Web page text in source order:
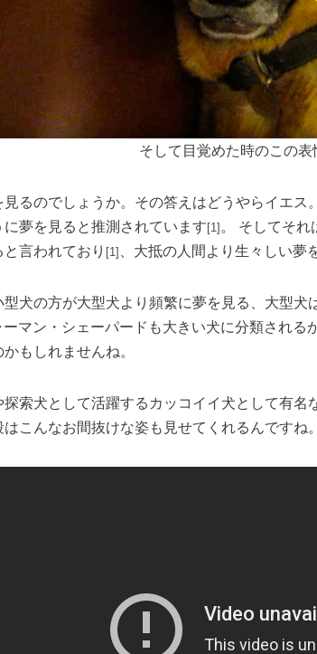
そして目覚めた時のこの表
見るのでしょうか。その答えはどうやらイエス
に夢を見ると推測されています[1] 。 そしてそれ
言われており [1] 、大抵の人間より生々しい夢
型犬の方が大型犬より頻繁に夢を見る、大型犬
ーマン・シェーパードも大きい犬に分類される
もしれませんね。
探索犬として活躍するカッコイイ犬として有名
はこんなお間抜けな姿も見せてくれるんですね